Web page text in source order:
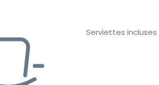
Serviettes incluses